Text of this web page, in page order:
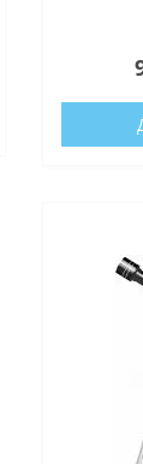
Підтримати
Фонд
тепловізійну